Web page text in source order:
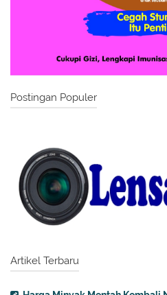
Postingan Populer
Artikel Terbaru